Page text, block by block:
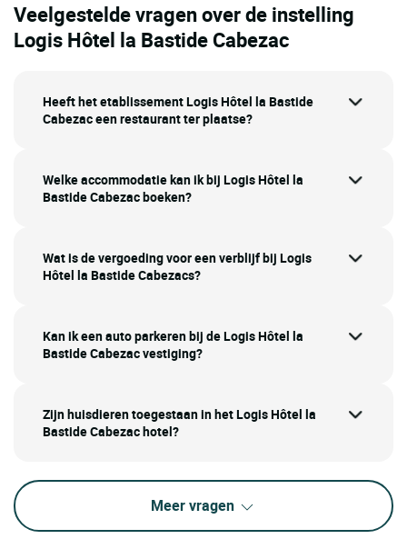
Veelgestelde vragen over de instelling
Logis Hôtel la Bastide Cabezac
Heeft het etablissement Logis Hôtel la Bastide
Cabezac een restaurant ter plaatse?
Welke accommodatie kan ik bij Logis Hôtel la
Bastide Cabezac boeken?
Wat is de vergoeding voor een verblijf bij Logis
Hôtel la Bastide Cabezacs?
Kan ik een auto parkeren bij de Logis Hôtel la
Bastide Cabezac vestiging?
Zijn huisdieren toegestaan in het Logis Hôtel la
Bastide Cabezac hotel?
Meer vragen